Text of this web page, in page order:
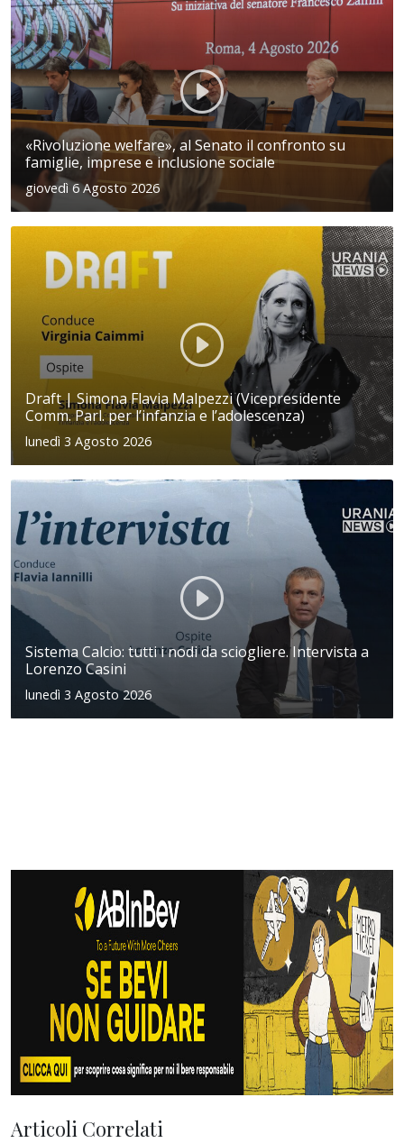
«Rivoluzione welfare», al Senato il confronto su
famiglie, imprese e inclusione sociale
giovedì 6 Agosto 2026
Draft | Simona Flavia Malpezzi (Vicepresidente
Comm. Parl. per l’infanzia e l’adolescenza)
lunedì 3 Agosto 2026
Sistema Calcio: tutti i nodi da sciogliere. Intervista a
Lorenzo Casini
lunedì 3 Agosto 2026
Articoli Correlati